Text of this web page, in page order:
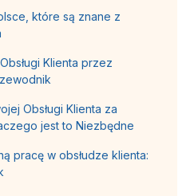
które są znane z
Klienta przez
Obsługi Klienta za
jest to Niezbędne
pracę w obsłudze klienta: